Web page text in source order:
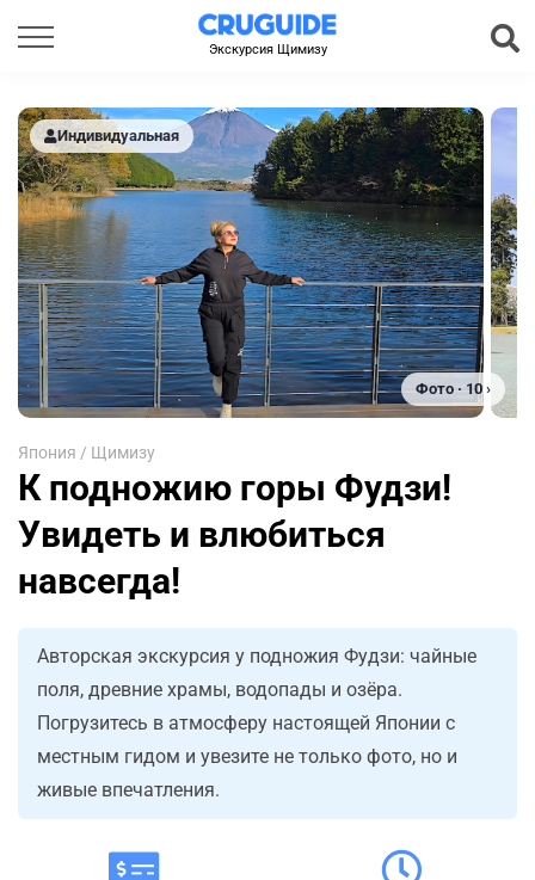
Экскурсия Щимизу
Индивидуальная
Фото · 10 ›
Япония / Щимизу
К подножию горы Фудзи!
Увидеть и влюбиться
навсегда!
Авторская экскурсия у подножия Фудзи: чайные
поля, древние храмы, водопады и озёра.
Погрузитесь в атмосферу настоящей Японии с
местным гидом и увезите не только фото, но и
живые впечатления.